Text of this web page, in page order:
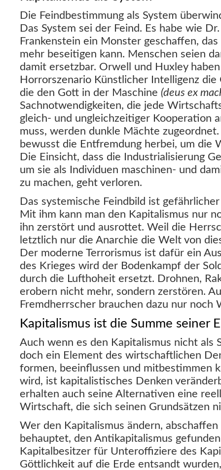
Die Feindbestimmung als System
Das System sei der Feind. Es habe wie
Frankenstein ein Monster geschaffen,
mehr beseitigen kann. Menschen seien
damit ersetzbar. Orwell und Huxley
Horrorszenario Künstlicher Intelligenz
die den Gott in der Maschine (deus ex
Sachnotwendigkeiten, die jede
gleich- und ungleichzeitiger Kooperation
muss, werden dunkle Mächte
bewusst die Entfremdung herbei, um die
Die Einsicht, dass die Industrialisierung
um sie als Individuen maschinen- und
zu machen, geht verloren.
Das systemische Feindbild ist
Mit ihm kann man den Kapitalismus nur
ihn zerstört und ausrottet. Weil die
letztlich nur die Anarchie die Welt von
Der moderne Terrorismus ist dafür ein
des Krieges wird der Bodenkampf der
durch die Lufthoheit ersetzt. Drohnen,
erobern nicht mehr, sondern zerstören.
Fremdherrscher brauchen dazu nur noch
Kapitalismus ist die Summe seiner
Auch wenn es den Kapitalismus nicht als
doch ein Element des wirtschaftlichen
formen, beeinflussen und mitbestimmen
wird, ist kapitalistisches Denken
erhalten auch seine Alternativen eine
Wirtschaft, die sich seinen Grundsätzen
Wer den Kapitalismus ändern,
behauptet, den Antikapitalismus
Kapitalbesitzer für Unteroffiziere des
Göttlichkeit auf die Erde entsandt